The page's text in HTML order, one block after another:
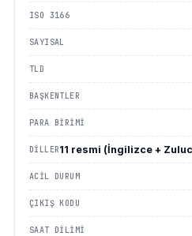
ISO 3166
SAYISAL
TLD
BAŞKENTLER
PARA BIRIMI
DILLER11 resmi (İngilizce +
ACIL DURUM
ÇIKIŞ KODU
SAAT DILIMI